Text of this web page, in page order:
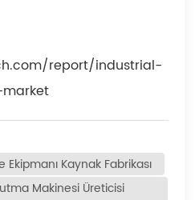
report/industrial-
Kaynak Fabrikası
Makinesi Üreticisi